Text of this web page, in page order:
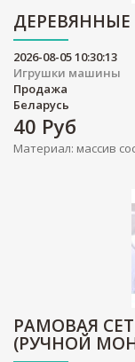
2026-08-05 10:30:13
Игрушки машины
Продажа
Беларусь
40 Руб
Материал: массив
РАМОВАЯ
(РУЧНОЙ